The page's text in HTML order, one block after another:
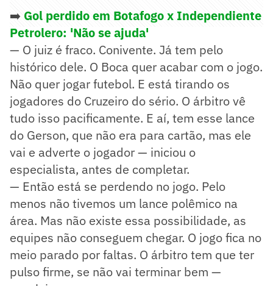
➡️ Gol perdido em Botafogo x Independiente
Petrolero: 'Não se ajuda'
— O juiz é fraco. Conivente. Já tem pelo
histórico dele. O Boca quer acabar com o jogo.
Não quer jogar futebol. E está tirando os
jogadores do Cruzeiro do sério. O árbitro vê
tudo isso pacificamente. E aí, tem esse lance
do Gerson, que não era para cartão, mas ele
vai e adverte o jogador — iniciou o
especialista, antes de completar.
— Então está se perdendo no jogo. Pelo
menos não tivemos um lance polêmico na
área. Mas não existe essa possibilidade, as
equipes não conseguem chegar. O jogo fica no
meio parado por faltas. O árbitro tem que ter
pulso firme, se não vai terminar bem —